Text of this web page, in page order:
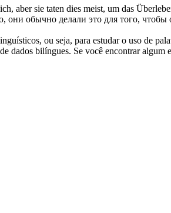
, aber sie taten dies meist, um das
они обычно делали это для того,
ou seja, para estudar o uso de
dados bilíngues. Se você encontrar